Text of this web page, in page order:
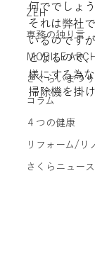
ZEH
専務の独り言
MOBILE
さくらいまつり
コラム
４つの健康
リフォーム/リ
さくらニュース
何ででしょう
それは弊社
いるのです
となるので
様にする為な
掃除機を掛